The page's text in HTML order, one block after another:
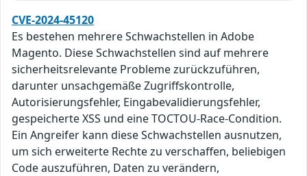
CVE-2024-45120
Es bestehen mehrere Schwachstellen in Adobe
Magento. Diese Schwachstellen sind auf mehrere
sicherheitsrelevante Probleme zurückzuführen,
darunter unsachgemäße Zugriffskontrolle,
Autorisierungsfehler, Eingabevalidierungsfehler,
gespeicherte XSS und eine TOCTOU-Race-Condition.
Ein Angreifer kann diese Schwachstellen ausnutzen,
um sich erweiterte Rechte zu verschaffen, beliebigen
Code auszuführen, Daten zu verändern,